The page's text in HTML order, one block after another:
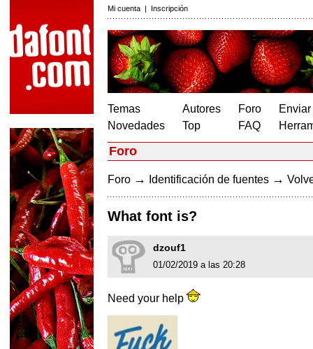
Mi cuenta | Inscripción
Temas
Novedades
Autores
Top
Foro
FAQ
Foro
Foro → Identificación de fuentes →
What font is?
dzouf1
01/02/2019 a las 20:28
Need your help